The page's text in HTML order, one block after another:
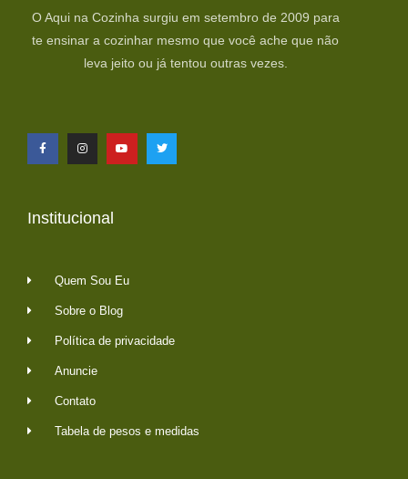
O Aqui na Cozinha surgiu em setembro de 2009 para
te ensinar a cozinhar mesmo que você ache que não
leva jeito ou já tentou outras vezes.
Institucional
Quem Sou Eu
Sobre o Blog
Política de privacidade
Anuncie
Contato
Tabela de pesos e medidas